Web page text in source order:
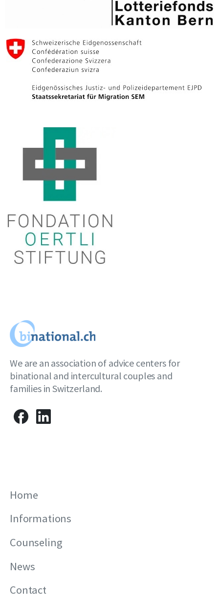
We are an association of advice centers for
binational and intercultural couples and
families in Switzerland.
Home
Informations
Counseling
News
Contact